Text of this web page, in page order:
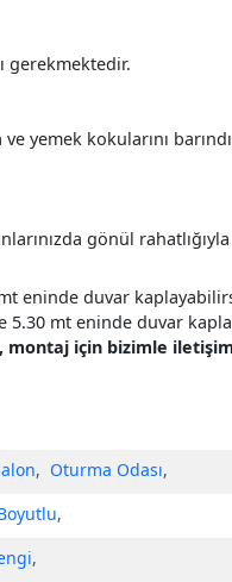
gerekmektedir.
yemek kokularını
gönül
eninde duvar
5.30 mt eninde duvar
için bizimle
, Oturma Odası,
,
,